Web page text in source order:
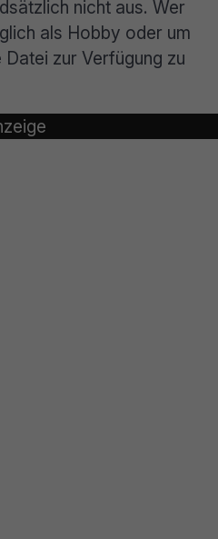
nicht aus. Wer
als Hobby oder um
zur Verfügung zu